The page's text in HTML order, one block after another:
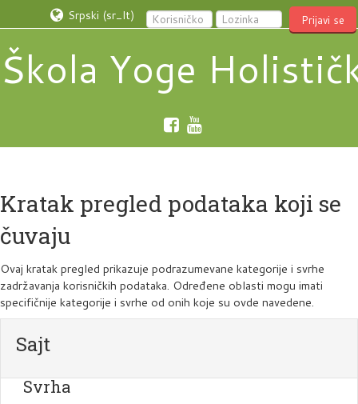
Prijavi se
Srpski ‎(sr_lt)‎
Škola Yoge
Kratak pregled podataka koji se
čuvaju
Ovaj kratak pregled prikazuje podrazumevane kategorije i svrhe
zadržavanja korisničkih podataka. Određene oblasti mogu imati
specifičnije kategorije i svrhe od onih koje su ovde navedene.
Sajt
Svrha